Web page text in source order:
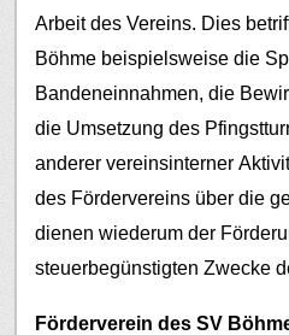
Arbeit des Vereins. Dies
Böhme beispielsweise die
Bandeneinnahmen, die
die Umsetzung des
anderer vereinsinterner
des Fördervereins über die
dienen wiederum der
steuerbegünstigten Zwecke
Förderverein des SV